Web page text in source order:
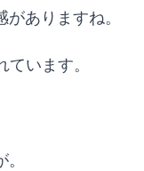
ありますね。
います。